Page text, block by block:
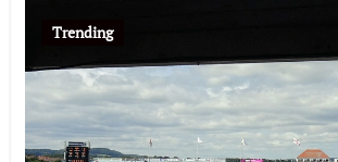
Trending